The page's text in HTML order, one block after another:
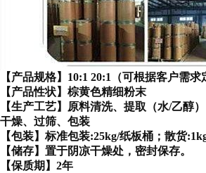
【产品规格】10:1 20:1（可根据客户需求
【产品性状】棕黄色精细粉末
【生产工艺】原料清洗、提取（水/乙醇
干燥、过筛、包装
【包装】标准包装:25kg/纸板桶；散货
【储存】置于阴凉干燥处，密封保存。
【保质期】2年